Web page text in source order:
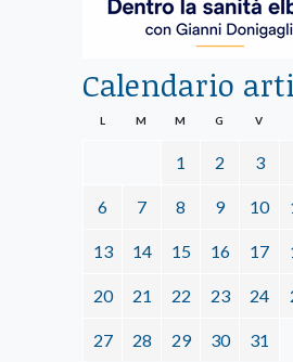
Calendario
L M M G V
1 2 3
6 7 8 9 10
13 14 15 16 17
20 21 22 23 24
27 28 29 30 31